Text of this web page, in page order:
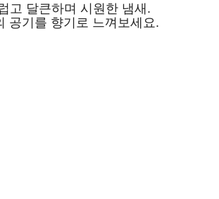
고 달큰하며 시원한 냄새.
공기를 향기로 느껴보세요.